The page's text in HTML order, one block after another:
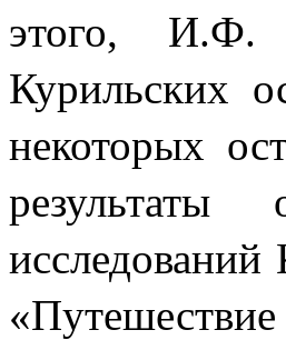
этого, И.Ф.
Курильских
некоторых
результаты